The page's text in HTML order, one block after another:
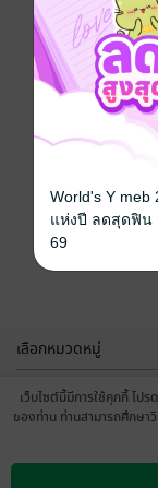
เลือกหมวดหมู่
บริการช่วยเหลือ
เว็บไซต์นี้มีการใช้คุกกี้ โป
ของท่าน ท่านสามารถศึกษ
World's Y
แห่งปี ลดสุดฟิน
69